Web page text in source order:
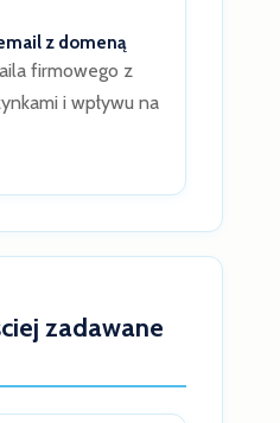
z domeną
firmowego z
i wpływu na
zadawane